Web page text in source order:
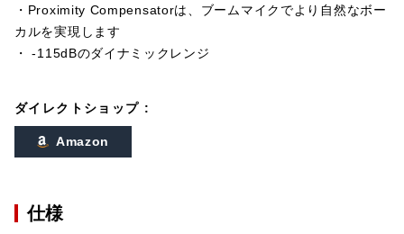
・Proximity Compensatorは、ブームマイクでより自然なボー
カルを実現します
・ -115dBのダイナミックレンジ
ダイレクトショップ :
Amazon
仕様